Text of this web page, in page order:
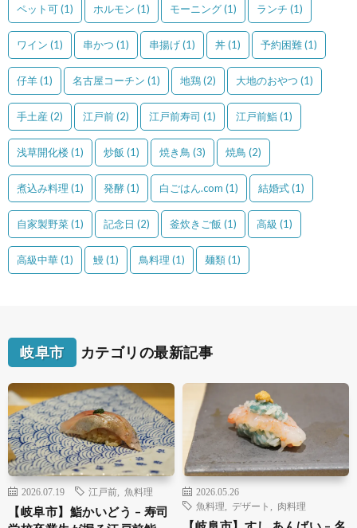
ペット可(1) ホルモン (1) モーニング(1) ランチ (1)
ワイン (1) 串かつ (1) 串揚げ(1) 丼(1) 予約困難(1)
仔羊(1) 名古屋コーチン (1) 地鶏(2) 大地のおやつ (1)
手土産 (2) 江戸前(2) 江戸前寿司 (1) 江戸前鮨(1)
浅草開化楼(1) 炒飯 (1) 焼き鳥 (3) 焼鳥 (2)
煮込み料理 (1) 発酵(1) 白ごはん.com (1) 結婚式(1)
自家製野菜(1) 記念日 (2) 釜炊きご飯 (1) 高級 (1)
高級中華(1) 鰻(1) 鳥料理 (1) 麺類(1)
岐阜市 カテゴリの最新記事
2026.07.19 江戸前 魚料理
【岐阜市】鮨かいどう – 寿司
2026.05.26
魚料理
デザート 肉料理